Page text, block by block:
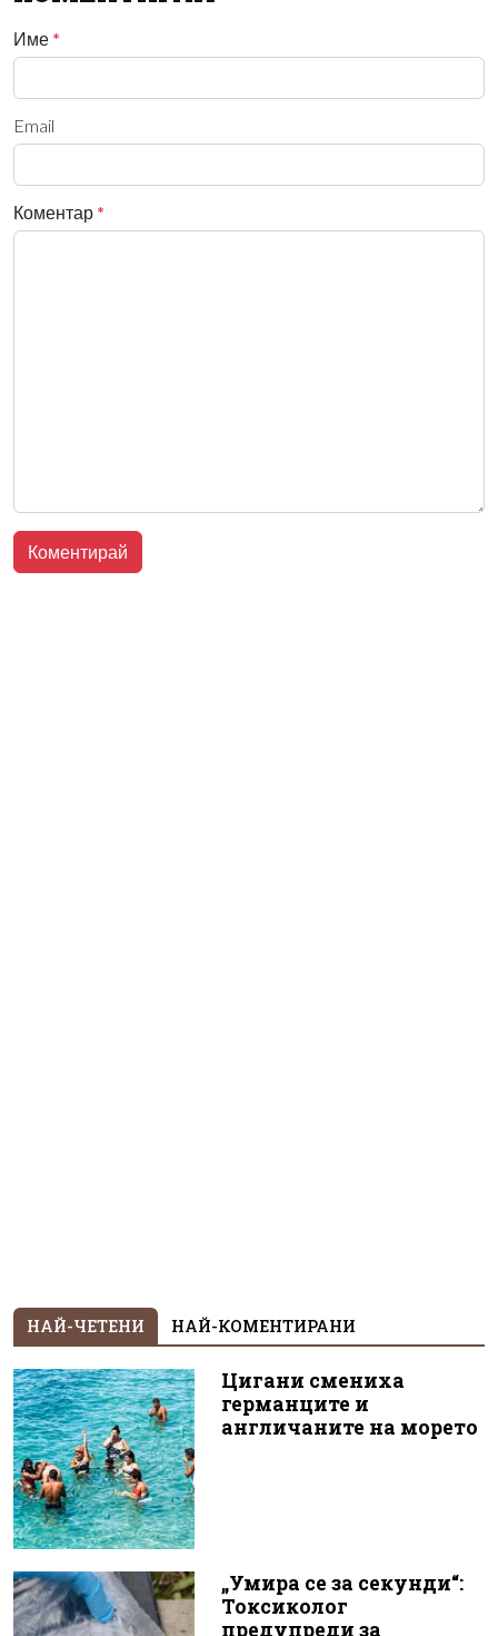
Име *
Email
Коментар *
НАЙ-ЧЕТЕНИ НАЙ-КОМЕНТИРАНИ
Цигани смениха
германците и
англичаните на морето
„Умира се за секунди“:
Токсиколог
предупреди за